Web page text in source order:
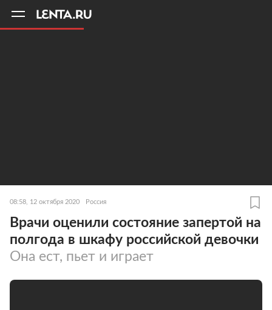
08:58, 12 октября 2020 Россия
Врачи оценили состояние запертой на
полгода в шкафу российской девочки
Она ест, пьет и играет